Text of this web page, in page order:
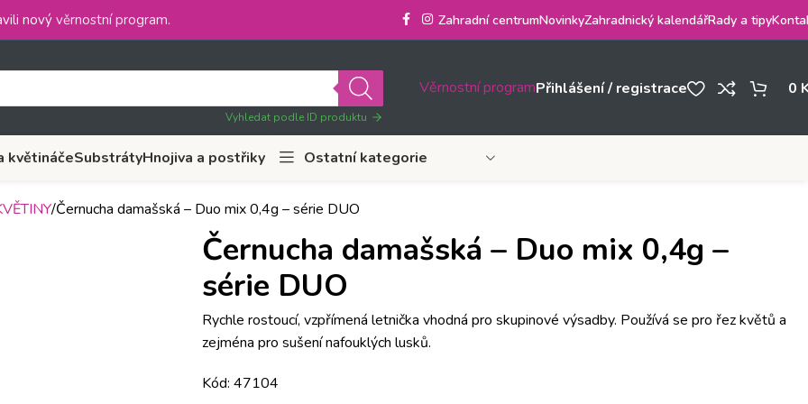
nový věrnostní program. Zahradní centrumNovinkyZahradnický kalendářRady a tipy
Vyhledat podle ID produktu
Věrnostní programPřihlášení / registrace 0
květináčeSubstrátyHnojiva a postřiky Ostatní kategorie
Černucha damašská – Duo mix 0,4g – série DUO
Černucha damašská – Duo mix 0,4g –
série DUO
Rychle rostoucí, vzpřímená letnička vhodná pro skupinové výsadby. Používá se pro řez květů a
zejména pro sušení nafouklých lusků.
Kód: 47104